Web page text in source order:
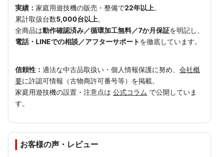
実績： 家庭用遊技機の販売・整備で22年以上。
累計取扱台数5,000台以上。
全商品は動作確認済み／循環加工無料／7か月保証を明記し、
電話・LINEでの相談／アフターサポートを徹底しています。
信頼性： 適法な中古品取扱い・個人情報保護に努め、 会社概
要に許認可情報（古物商許可番号等）を掲載。
家庭用遊技機の設置・注意点は 公式コラム で公開していま
す。
お客様の声・レビュー